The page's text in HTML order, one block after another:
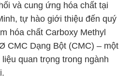
và cung ứng hóa chất tại
tự hào giới thiệu đến quý
hóa chất Carboxy Methyl
CMC Dạng Bột (CMC) – một
quan trọng trong ngành